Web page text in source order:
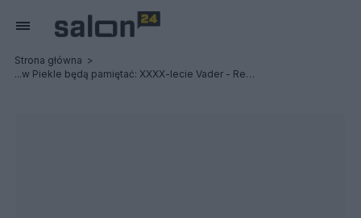
Strona główna
...w Piekle będą pamiętać: XXXX-lecie Vader - Relacja